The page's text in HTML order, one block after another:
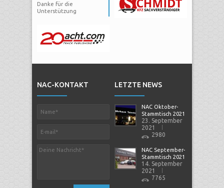
Danke für die
Unterstützung
NAC-KONTAKT LETZTE NEWS
NAC Oktober-
Stammtisch 2021
23. September
2021
2980
NAC September-
Stammtisch 2021
14. September
2021
7765